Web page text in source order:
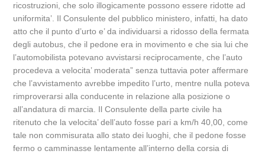
ricostruzioni, che solo illogicamente possono essere ridotte ad
uniformita’. Il Consulente del pubblico ministero, infatti, ha dato
atto che il punto d’urto e’ da individuarsi a ridosso della fermata
degli autobus, che il pedone era in movimento e che sia lui che
l’automobilista potevano avvistarsi reciprocamente, che l’auto
procedeva a velocita’ moderata” senza tuttavia poter affermare
che l’avvistamento avrebbe impedito l’urto, mentre nulla poteva
rimproverarsi alla conducente in relazione alla posizione o
all’andatura di marcia. Il Consulente della parte civile ha
ritenuto che la velocita’ dell’auto fosse pari a km/h 40,00, come
tale non commisurata allo stato dei luoghi, che il pedone fosse
fermo o camminasse lentamente all’interno della corsia di